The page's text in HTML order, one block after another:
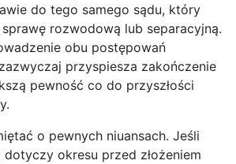
do tego samego sądu, który
rozwodową lub separacyjną.
obu postępowań
przyspiesza zakończenie
pewność co do przyszłości
o pewnych niuansach. Jeśli
okresu przed złożeniem